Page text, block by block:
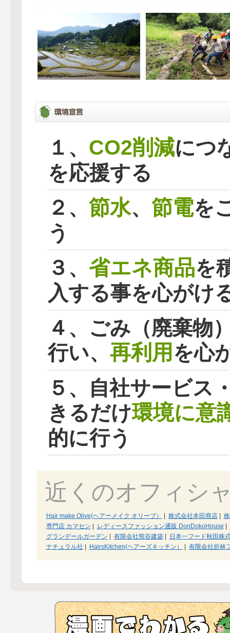
１、 CO2削減につ
を応援する
２、 節水、 節電を
う
３、 省エネ商品を
入する事を心がけ
４、ごみ（廃棄物
行い、 再利用を心
５、自社サービス
きるだけ環境に意
的に行う
近くのオフィシ
Hair make Olive(ヘアーメイク オリーブ） 株式会社本田商店|
専門店 カマセン
レディースファッション通販 DonDokoHouse
グランデールガーデン
有限会社熊谷建築|
日本一フード秋田株
ナチュラル社
HairsKitchen(ヘアーズキッチン） 有限会社折林